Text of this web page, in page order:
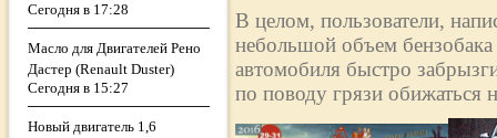
Сегодня в 17:28
Масло для Двигателей Рено
Дастер (Renault Duster)
Сегодня в 15:27
Новый двигатель 1,6
В целом, пользователи,
небольшой объем бензобака
автомобиля быстро
по поводу грязи обижаться